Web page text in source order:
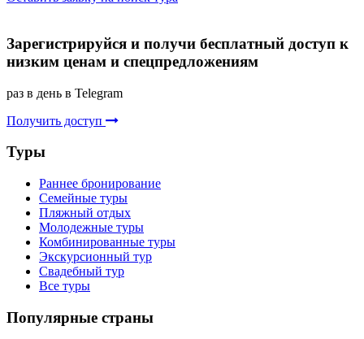
Зарегистрируйся и получи бесплатный доступ к
низким ценам и спецпредложениям
раз в день в Telegram
Получить доступ
Туры
Раннее бронирование
Семейные туры
Пляжный отдых
Молодежные туры
Комбинированные туры
Экскурсионный тур
Свадебный тур
Все туры
Популярные страны